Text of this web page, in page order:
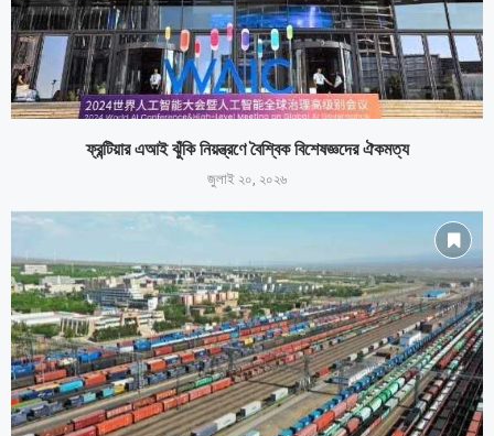
ফ্রন্টিয়ার এআই ঝুঁকি নিয়ন্ত্রণে বৈশ্বিক বিশেষজ্ঞদের ঐকমত্য
জুলাই ২০, ২০২৬